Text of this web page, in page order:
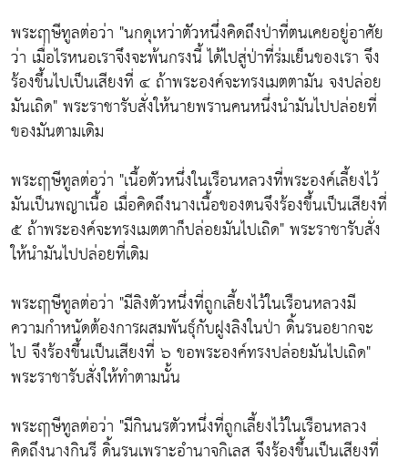
พระฤๅษีทูลต่อว่า "นกดุเหว่าตัวหนึ่งคิดถึงป่าที่ตนเคยอยู่อาศัย
ว่า เมื่อไรหนอเราจึงจะพ้นกรงนี้ ได้ไปสู่ป่าที่ร่มเย็นของเรา จึง
ร้องขึ้นไปเป็นเสียงที่ ๔ ถ้าพระองค์จะทรงเมตตามัน จงปล่อย
มันเถิด" พระราชารับสั่งให้นายพรานคนหนึ่งนำมันไปปล่อยที่
ของมันตามเดิม
พระฤๅษีทูลต่อว่า "เนื้อตัวหนึ่งในเรือนหลวงที่พระองค์เลี้ยงไว้
มันเป็นพญาเนื้อ เมื่อคิดถึงนางเนื้อของตนจึงร้องขึ้นเป็นเสียงที่
๕ ถ้าพระองค์จะทรงเมตตาก็ปล่อยมันไปเถิด" พระราชารับสั่ง
ให้นำมันไปปล่อยที่เดิม
พระฤๅษีทูลต่อว่า "มีลิงตัวหนึ่งที่ถูกเลี้ยงไว้ในเรือนหลวงมี
ความกำหนัดต้องการผสมพันธุ์กับฝูงลิงในป่า ดิ้นรนอยากจะ
ไป จึงร้องขึ้นเป็นเสียงที่ ๖ ขอพระองค์ทรงปล่อยมันไปเถิด"
พระราชารับสั่งให้ทำตามนั้น
พระฤๅษีทูลต่อว่า "มีกินนรตัวหนึ่งที่ถูกเลี้ยงไว้ในเรือนหลวง
คิดถึงนางกินรี ดิ้นรนเพราะอำนาจกิเลส จึงร้องขึ้นเป็นเสียงที่